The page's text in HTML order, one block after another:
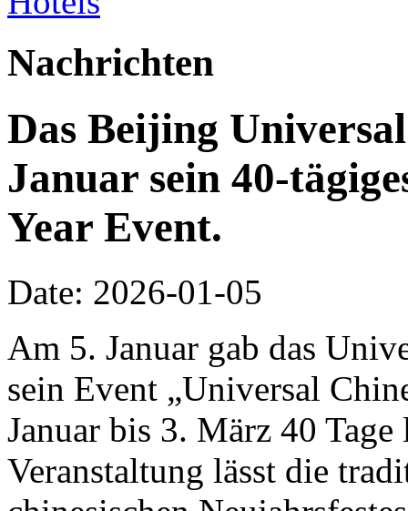
Nachrichten
Das Beijing
Januar sein 40-
Year Event.
Date: 2026-01-05
Am 5. Januar gab das
sein Event „Universal
Januar bis 3. März 40
Veranstaltung lässt die